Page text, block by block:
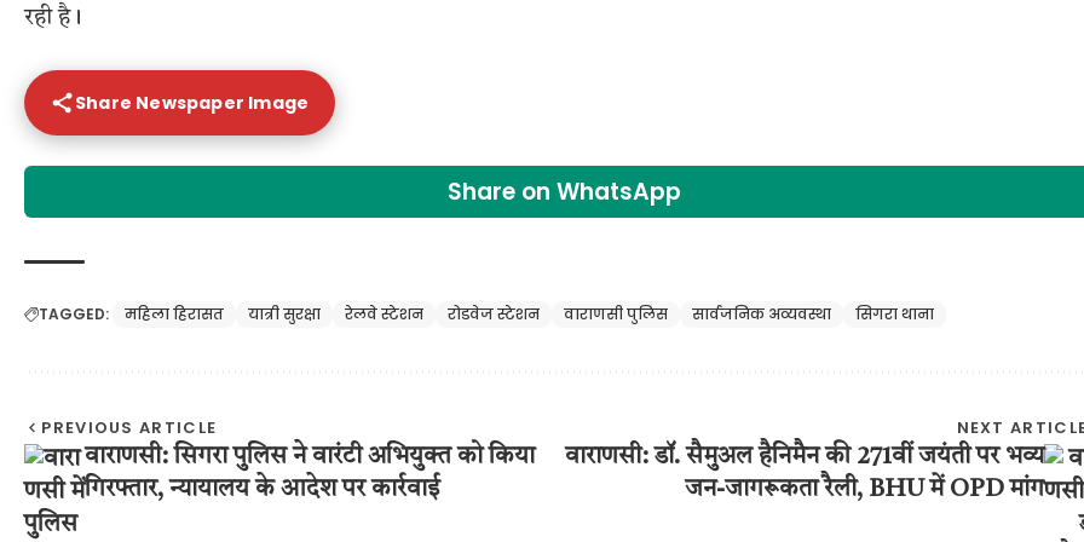
रही है।
Share Newspaper Image
Share on WhatsApp
TAGGED: महिला हिरासत यात्री सुरक्षा रेलवे स्टेशन रोडवेज स्टेशन वाराणसी पुलिस सार्वजनिक अव्यवस्था सिगरा थाना
PREVIOUS ARTICLE
वाराणसी: सिगरा पुलिस ने वारंटी अभियुक्त को किया
गिरफ्तार, न्यायालय के आदेश पर कार्रवाई
NEXT
वाराणसी: डॉ. सैमुअल हैनिमैन की 271वीं जयंती पर भव्य
जन-जागरूकता रैली, BHU में OPD मांग